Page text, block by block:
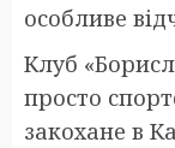
особливе
Клуб
просто
закохане в